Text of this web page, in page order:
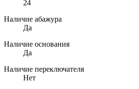
24
Наличие абажура
Да
Наличие основания
Да
Наличие переключателя
Нет